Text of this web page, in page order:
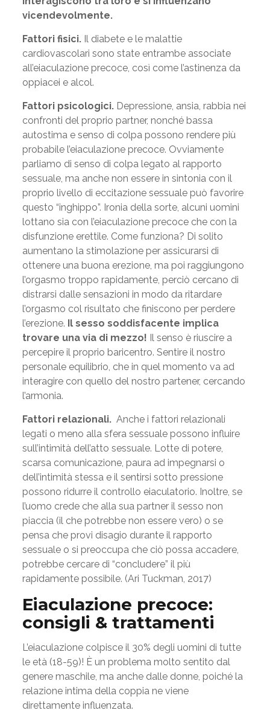
vicendevolmente.
Fattori fisici.Il diabete e le malattie
cardiovascolari sono state entrambe associate
all’eiaculazione precoce, così come l’astinenza da
oppiacei e alcol.
Fattori psicologici. Depressione, ansia, rabbia nei
confronti del proprio partner, nonché bassa
autostima e senso di colpa possono rendere più
probabile l’eiaculazione precoce. Ovviamente
parliamo di senso di colpa legato al rapporto
sessuale, ma anche non essere in sintonia con il
proprio livello di eccitazione sessuale può favorire
questo “inghippo”. Ironia della sorte, alcuni uomini
lottano sia con l’eiaculazione precoce che con la
disfunzione erettile. Come funziona? Di solito
aumentano la stimolazione per assicurarsi di
ottenere una buona erezione, ma poi raggiungono
l’orgasmo troppo rapidamente, perciò cercano di
distrarsi dalle sensazioni in modo da ritardare
l’orgasmo col risultato che finiscono per perdere
l’erezione. Il sesso soddisfacente implica
trovare una via di mezzo! Il senso è riuscire a
percepire il proprio baricentro. Sentire il nostro
personale equilibrio, che in quel momento va ad
interagire con quello del nostro partener, cercando
l’armonia.
Fattori relazionali. Anche i fattori relazionali
legati o meno alla sfera sessuale possono influire
sull’intimità dell’atto sessuale. Lotte di potere,
scarsa comunicazione, paura ad impegnarsi o
dell’intimità stessa e il sentirsi sotto pressione
possono ridurre il controllo eiaculatorio. Inoltre, se
l’uomo crede che alla sua partner il sesso non
piaccia (il che potrebbe non essere vero) o se
pensa che provi disagio durante il rapporto
sessuale o si preoccupa che ciò possa accadere,
potrebbe cercare di “concludere” il più
rapidamente possibile. (Ari Tuckman, 2017)
Eiaculazione precoce:
consigli & trattamenti
L’eiaculazione colpisce il 30% degli uomini di tutte
le età (18-59)! È un problema molto sentito dal
genere maschile, ma anche dalle donne, poiché la
relazione intima della coppia ne viene
direttamente influenzata.